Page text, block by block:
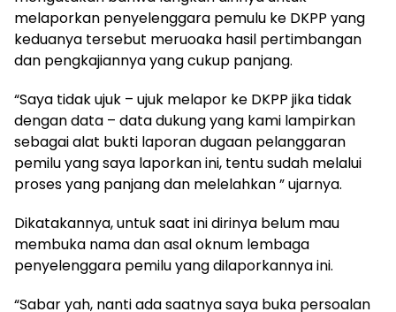
melaporkan penyelenggara pemulu ke DKPP yang
keduanya tersebut meruoaka hasil pertimbangan
dan pengkajiannya yang cukup panjang.
“Saya tidak ujuk – ujuk melapor ke DKPP jika tidak
dengan data – data dukung yang kami lampirkan
sebagai alat bukti laporan dugaan pelanggaran
pemilu yang saya laporkan ini, tentu sudah melalui
proses yang panjang dan melelahkan ” ujarnya.
Dikatakannya, untuk saat ini dirinya belum mau
membuka nama dan asal oknum lembaga
penyelenggara pemilu yang dilaporkannya ini.
“Sabar yah, nanti ada saatnya saya buka persoalan